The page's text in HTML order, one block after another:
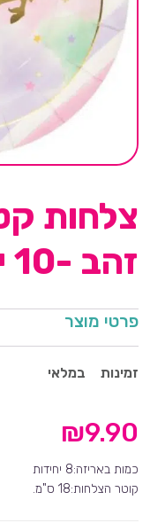
צלחות
זהב -10 יחידות
פרטי מוצר
זמינות במלאי
₪9.90
כמות באריזה:8 יחידות
קוטר הצלחות:18 ס"מ.